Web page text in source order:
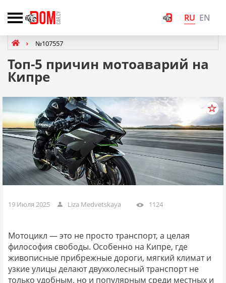
RU EN
№107557
Топ-5 причин мотоаварий на
Кипре
19 Июля 2025 Liza Medvetskaya 1124
Мотоцикл — это не просто транспорт, а целая
философия свободы. Особенно на Кипре, где
живописные прибрежные дороги, мягкий климат и
узкие улицы делают двухколесный транспорт не
только удобным, но и популярным среди местных и